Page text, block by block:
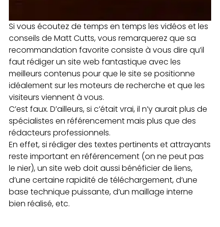
Si vous écoutez de temps en temps les vidéos et les
conseils de Matt Cutts, vous remarquerez que sa
recommandation favorite consiste à vous dire qu’il
faut rédiger un site web fantastique avec les
meilleurs contenus pour que le site se positionne
idéalement sur les moteurs de recherche et que les
visiteurs viennent à vous.
C’est faux. D’ailleurs, si c’était vrai, il n’y aurait plus de
spécialistes en référencement mais plus que des
rédacteurs professionnels.
En effet, si rédiger des textes pertinents et attrayants
reste important en référencement (on ne peut pas
le nier), un site web doit aussi bénéficier de liens,
d’une certaine rapidité de téléchargement, d’une
base technique puissante, d’un maillage interne
bien réalisé, etc.